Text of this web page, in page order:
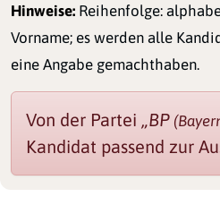
Hinweise: Reihenfolge:
Vorname; es werden alle
eine Angabe gemachthaben.
Von der Partei „BP
Kandidat passend zur